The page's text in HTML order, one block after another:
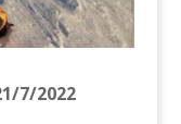
7/2022